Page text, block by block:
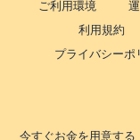
ご利用環境
利用規約
プライバシーポ
今すぐお金を用意する